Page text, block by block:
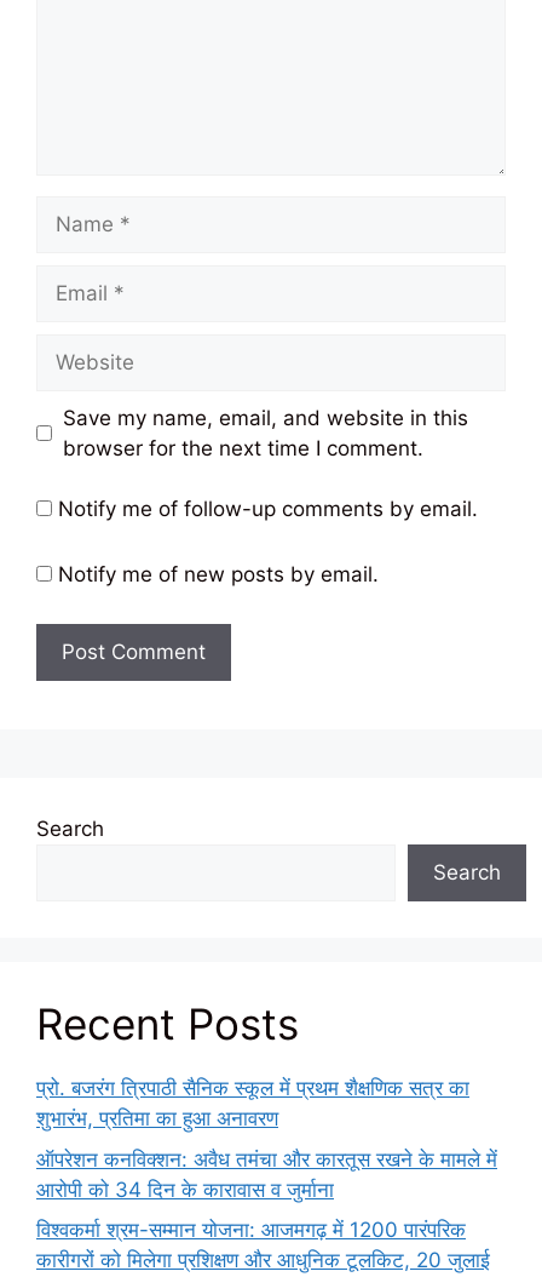
Save my name, email, and website in this
browser for the next time I comment.
Notify me of follow-up comments by email.
Notify me of new posts by email.
Search
Search
Recent Posts
प्रो. बजरंग त्रिपाठी सैनिक स्कूल में प्रथम शैक्षणिक सत्र का
शुभारंभ, प्रतिमा का हुआ अनावरण
ऑपरेशन कनविक्शन: अवैध तमंचा और कारतूस रखने के मामले में
आरोपी को 34 दिन के कारावास व जुर्माना
विश्वकर्मा श्रम-सम्मान योजना: आजमगढ़ में 1200 पारंपरिक
कारीगरों को मिलेगा प्रशिक्षण और आधुनिक टूलकिट, 20 जुलाई